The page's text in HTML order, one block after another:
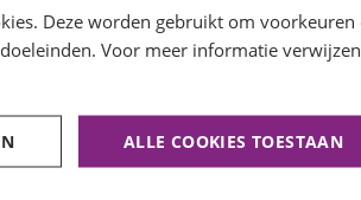
Deze worden gebruikt om voorkeuren
Voor meer informatie
ALLE COOKIES TOESTAAN